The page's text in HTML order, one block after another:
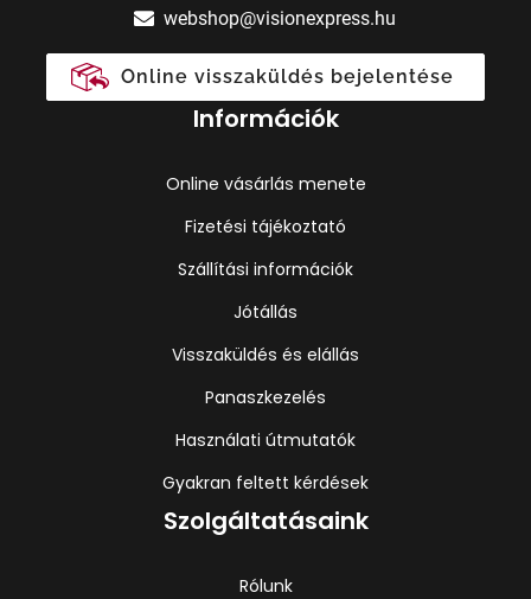
webshop@visionexpress.hu
Online visszaküldés bejelentése
Információk
Online vásárlás menete
Fizetési tájékoztató
Szállítási információk
Jótállás
Visszaküldés és elállás
Panaszkezelés
Használati útmutatók
Gyakran feltett kérdések
Szolgáltatásaink
Rólunk